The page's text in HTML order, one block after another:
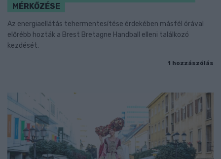
MÉRKŐZÉSE
Az energiaellátás tehermentesítése érdekében másfél órával
előrébb hozták a Brest Bretagne Handball elleni találkozó
kezdését.
1 hozzászólás